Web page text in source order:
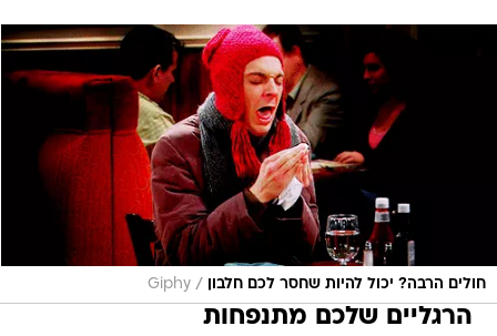
חולים הרבה? יכול להיות שחסר לכם חלבון /
Giphy
הרגליים שלכם מתנפחות